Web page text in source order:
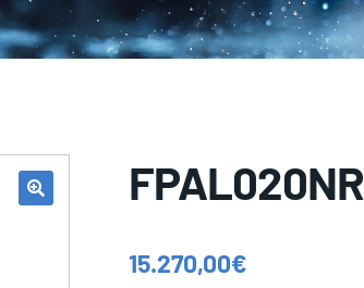
FPAL020NR
15.270,00€